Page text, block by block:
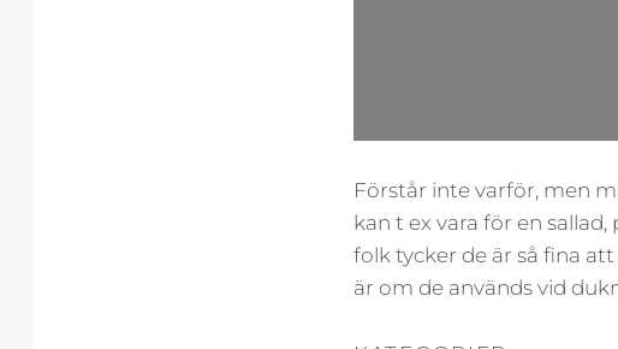
Förstår inte varför, men
kan t ex vara för en
folk tycker de är så fina
är om de används vid